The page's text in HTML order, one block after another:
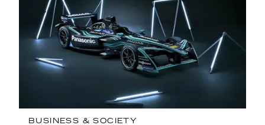
BUSINESS & SOCIETY